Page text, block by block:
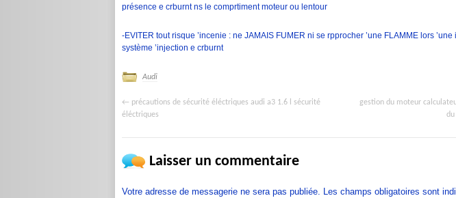
présence e crburnt ns le comprtiment moteur ou lentour
-EVITER tout risque ’incenie : ne JAMAIS FUMER ni se rpprocher ’une FLAMME lors
système ’injection e crburnt
Audi
← précautions de sécurité éléctriques audi a3 1.6 l sécurité
éléctriques
gestion du moteur
du
Laisser un commentaire
Votre adresse de messagerie ne sera pas publiée. Les champs obligatoires sont